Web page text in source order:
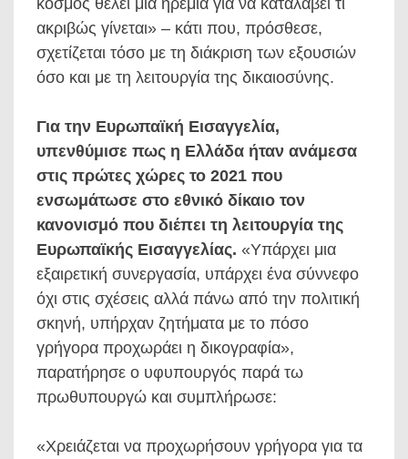
κόσμος θέλει μια ηρεμία για να καταλάβει τι
ακριβώς γίνεται» – κάτι που, πρόσθεσε,
σχετίζεται τόσο με τη διάκριση των εξουσιών
όσο και με τη λειτουργία της δικαιοσύνης.
Για την Ευρωπαϊκή Εισαγγελία,
υπενθύμισε πως η Ελλάδα ήταν ανάμεσα
στις πρώτες χώρες το 2021 που
ενσωμάτωσε στο εθνικό δίκαιο τον
κανονισμό που διέπει τη λειτουργία της
Ευρωπαϊκής Εισαγγελίας. «Υπάρχει μια
εξαιρετική συνεργασία, υπάρχει ένα σύννεφο
όχι στις σχέσεις αλλά πάνω από την πολιτική
σκηνή, υπήρχαν ζητήματα με το πόσο
γρήγορα προχωράει η δικογραφία»,
παρατήρησε ο υφυπουργός παρά τω
πρωθυπουργώ και συμπλήρωσε:
«Χρειάζεται να προχωρήσουν γρήγορα για τα